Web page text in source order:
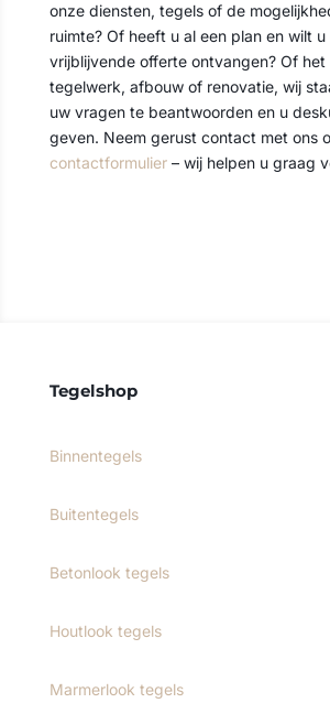
onze diensten, tegels of de
ruimte? Of heeft u al een plan en wilt u
vrijblijvende offerte ontvangen? Of het
tegelwerk, afbouw of renovatie, wij
uw vragen te beantwoorden en u
geven. Neem gerust contact met ons
contactformulier– wij helpen u graag
Tegelshop
Binnentegels
Buitentegels
Betonlook tegels
Houtlook tegels
Marmerlook tegels